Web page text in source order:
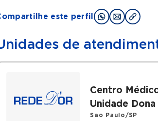
este perfil
de
Centro
Unidade Dona
Sao Paulo/SP